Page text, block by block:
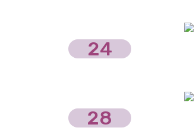
24
28